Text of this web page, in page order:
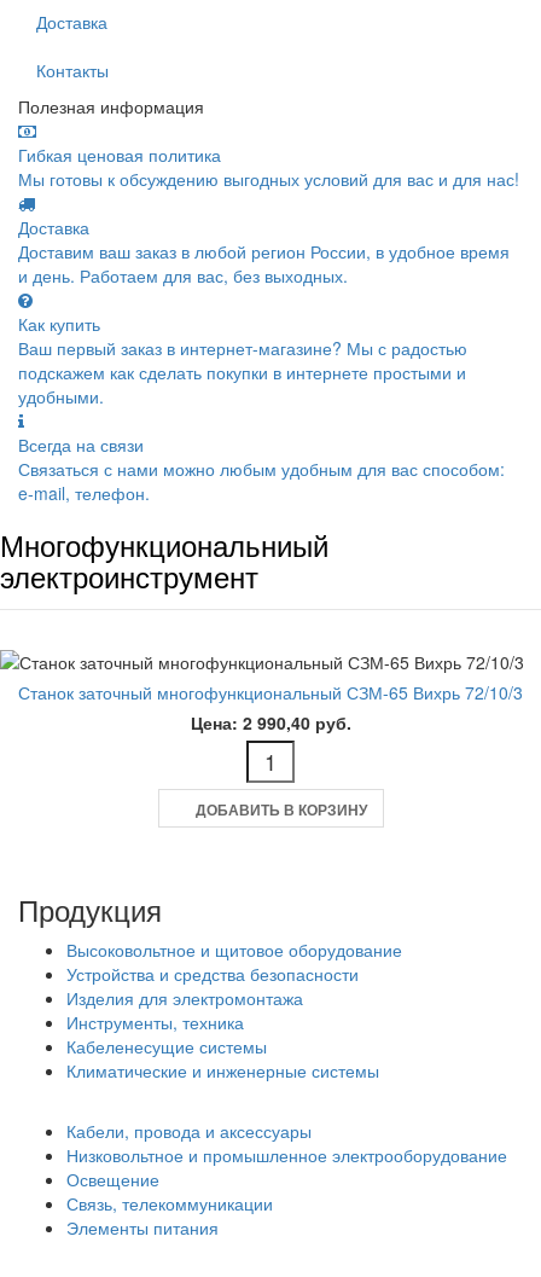
Доставка
Контакты
Полезная информация
Гибкая ценовая политика
Мы готовы к обсуждению выгодных условий для вас и для нас!
Доставка
Доставим ваш заказ в любой регион России, в удобное время
и день. Работаем для вас, без выходных.
Как купить
Ваш первый заказ в интернет-магазине? Мы с радостью
подскажем как сделать покупки в интернете простыми и
удобными.
Всегда на связи
Связаться с нами можно любым удобным для вас способом:
e-mail, телефон.
Многофункциональниый
электроинструмент
Станок заточный многофункциональный СЗМ-65 Вихрь 72/10/3
Цена: 2 990,40 руб.
ДОБАВИТЬ В КОРЗИНУ
Продукция
Высоковольтное и щитовое оборудование
Устройства и средства безопасности
Изделия для электромонтажа
Инструменты, техника
Кабеленесущие системы
Климатические и инженерные системы
Кабели, провода и аксессуары
Низковольтное и промышленное электрооборудование
Освещение
Связь, телекоммуникации
Элементы питания